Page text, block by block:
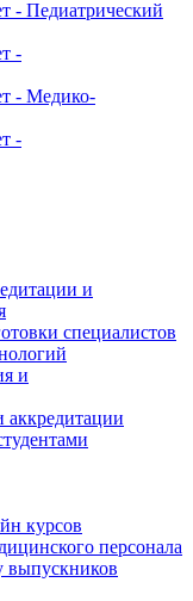
- Педиатрический
-
- Медико-
-
и
специалистов
и
аккредитации
курсов
персонала
выпускников